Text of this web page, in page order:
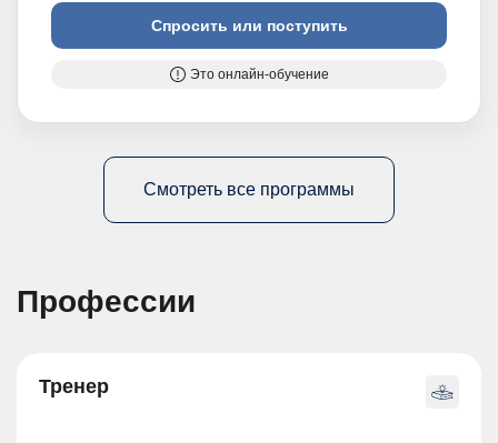
Спросить или поступить
Это онлайн-обучение
Смотреть все программы
Профессии
Тренер